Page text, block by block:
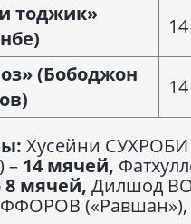
тоджик»
14
(Бободжон
14
Хусейни СУХРОБИ
– 14 мячей,
8 мячей, Дилшод